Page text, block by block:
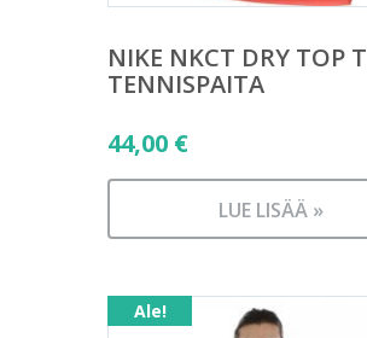
NIKE NKCT DRY TOP T
TENNISPAITA
44,00 €
LUE LISÄÄ »
Ale!